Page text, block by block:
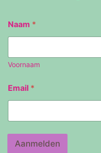
Naam *
Voornaam
a
a
E
a
Email *
Aanmelden